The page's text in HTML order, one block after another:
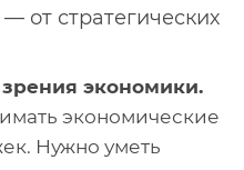
от стратегических
зрения экономики.
экономические
Нужно уметь